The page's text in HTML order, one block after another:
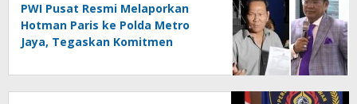
PWI Pusat Resmi Melaporkan
Hotman Paris ke Polda Metro
Jaya, Tegaskan Komitmen